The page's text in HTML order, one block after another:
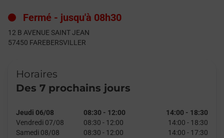
Fermé - jusqu'à 08h30
12 B AVENUE SAINT JEAN
57450 FAREBERSVILLER
Horaires
Des 7 prochains jours
Jeudi 06/08 08:30 - 12:00 14:00 - 18:30
Vendredi 07/08
08:30 - 12:00 14:00 - 18:30
Samedi 08/08
08:30 - 12:00 14:00 - 17:30